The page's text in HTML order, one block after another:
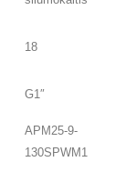
18
G1″
APM25-9-
130SPWM1